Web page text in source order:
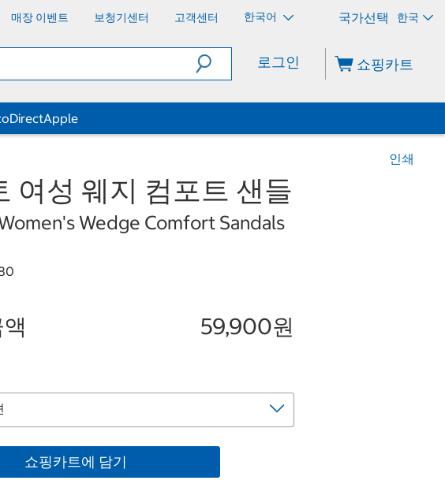
매장 이벤트 보청기센터 고객센터 한국어 한국
로그인 쇼핑카트
Apple
인쇄
여성 웨지 컴포트 샌들
Wedge Comfort Sandals
59,900원
쇼핑카트에 담기